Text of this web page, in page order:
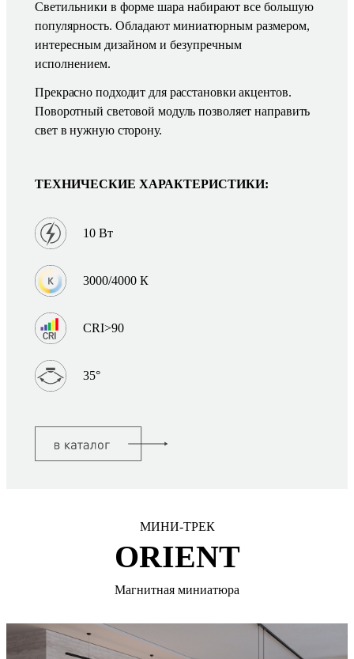
Светильники в форме шара набирают все большую
популярность. Обладают миниатюрным размером,
интересным дизайном и безупречным
исполнением.
Прекрасно подходит для расстановки акцентов.
Поворотный световой модуль позволяет направить
свет в нужную сторону.
ТЕХНИЧЕСКИЕ ХАРАКТЕРИСТИКИ:
10 Вт
3000/4000 К
CRI>90
35°
МИНИ-ТРЕК
ORIENT
Магнитная миниатюра